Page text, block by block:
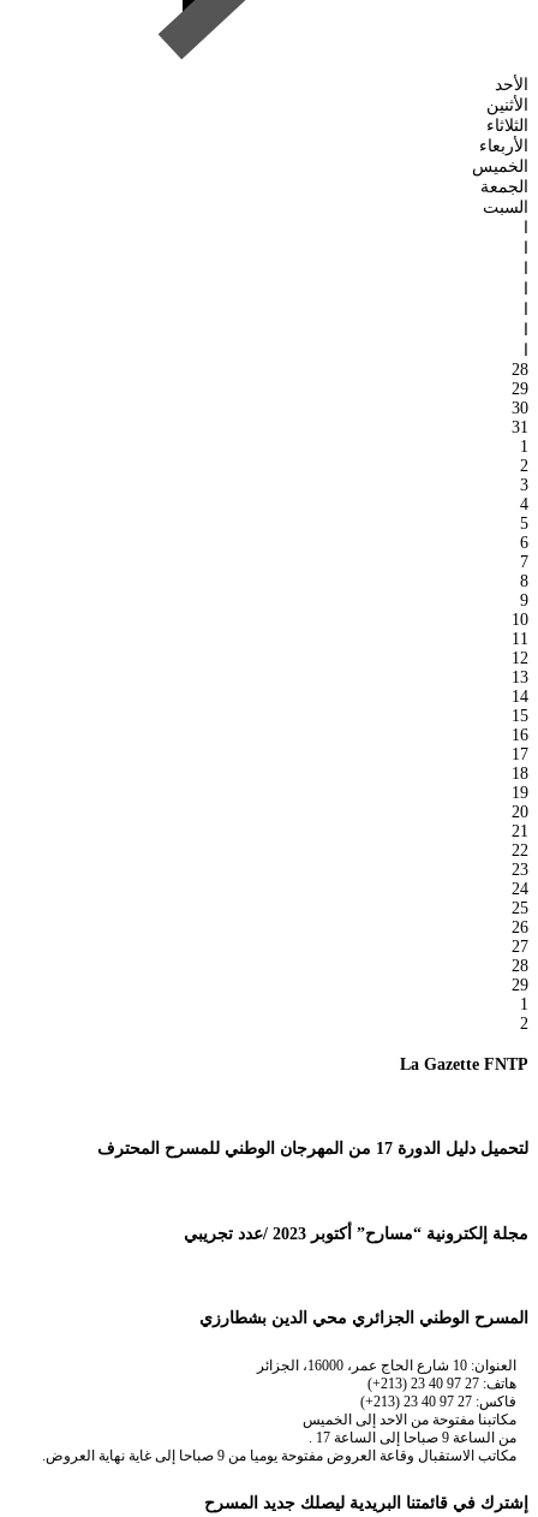
الأحد
الأثنين
الثلاثاء
الأربعاء
الخميس
الجمعة
السبت
ا
ا
ا
ا
ا
ا
ا
28
29
30
31
1
2
3
4
5
6
7
8
9
10
11
12
13
14
15
16
17
18
19
20
21
22
23
24
25
26
27
28
29
1
2
La Gazette FNTP
لتحميل دليل الدورة 17 من المهرجان الوطني للمسرح المحترف
مجلة إلكترونية “مسارح” أكتوبر 2023 /عدد تجريبي
المسرح الوطني الجزائري محي الدين بشطارزي
العنوان: 10 شارع الحاج عمر، 16000، الجزائر
هاتف: 27 97 40 23 (213+)
فاكس: 27 97 40 23 (213+)
مكاتبنا مفتوحة من الاحد إلى الخميس
من الساعة 9 صباحا إلى الساعة 17 .
مكاتب الاستقبال وقاعة العروض مفتوحة يوميا من 9 صباحا إلى غاية نهاية العروض.
إشترك في قائمتنا البريدية ليصلك جديد المسرح